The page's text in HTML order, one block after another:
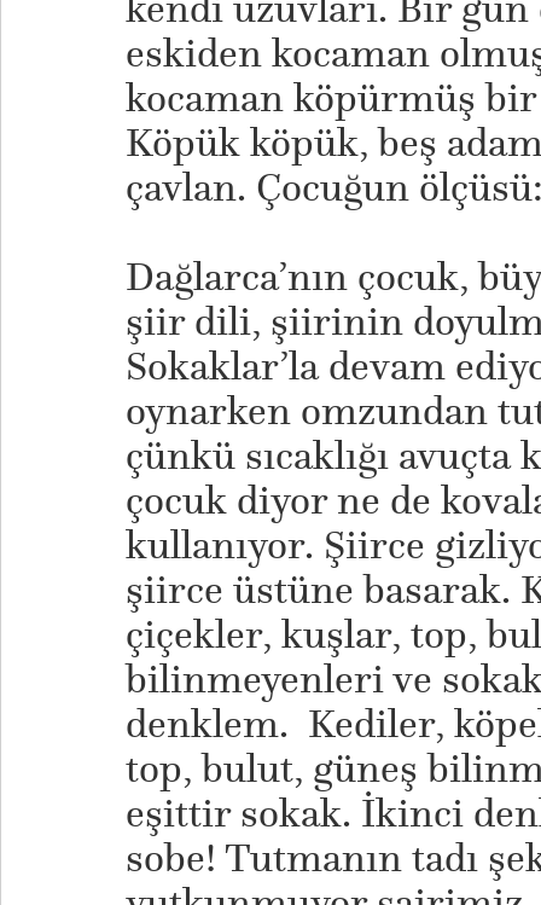
eskiden kocaman
kocaman köpürmüş
Köpük köpük, beş
çavlan. Çocuğun
Dağlarca’nın çocuk,
şiir dili, şiirinin
Sokaklar’la devam
oynarken omzundan
çünkü sıcaklığı
çocuk diyor ne de
kullanıyor. Şiirce
şiirce üstüne basarak.
çiçekler, kuşlar, top,
bilinmeyenleri ve
denklem. Kediler,
top, bulut, güneş
eşittir sokak. İkinci
sobe! Tutmanın tadı